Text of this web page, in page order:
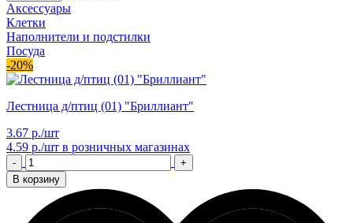
Аксессуары
Клетки
Наполнители и подстилки
Посуда
-20%
Лестница д/птиц (01) "Бриллиант"
3.67 р./шт
4.59 р./шт в розничных магазинах
-
+
В корзину